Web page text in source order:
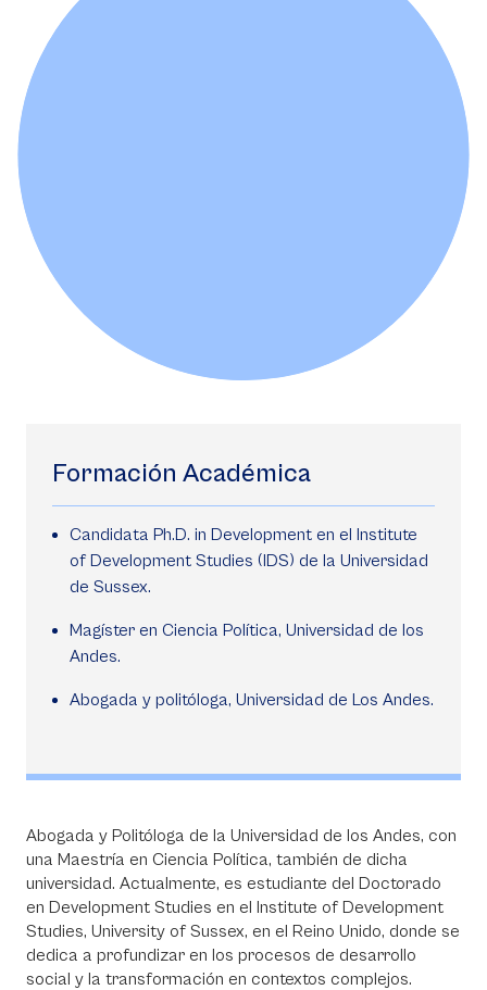
Formación Académica
Candidata Ph.D. in Development en el Institute
of Development Studies (IDS) de la Universidad
de Sussex.
Magíster en Ciencia Política, Universidad de los
Andes.
Abogada y politóloga, Universidad de Los Andes.
Abogada y Politóloga de la Universidad de los Andes, con
una Maestría en Ciencia Política, también de dicha
universidad. Actualmente, es estudiante del Doctorado
en Development Studies en el Institute of Development
Studies, University of Sussex, en el Reino Unido, donde se
dedica a profundizar en los procesos de desarrollo
social y la transformación en contextos complejos.